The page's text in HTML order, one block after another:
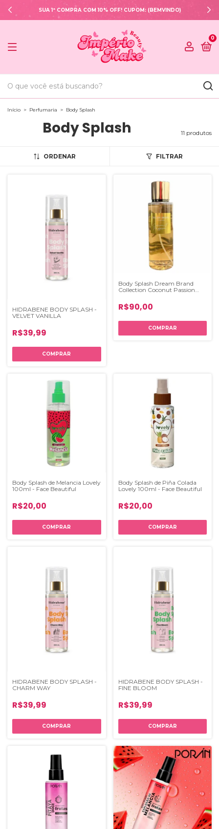
SUA 1ª COMPRA COM 10% OFF! CUPOM: (BEMVINDO)
0
Início > Perfumaria > Body Splash
Body Splash 11 produtos
ORDENAR FILTRAR
HIDRABENE BODY SPLASH -
VELVET VANILLA
R$39,99
Body Splash Dream Brand
Collection Coconut Passion
R$90,00
Body Splash de Melancia Lovely
100ml - Face Beautiful
R$20,00
Body Splash de Piña Colada
Lovely 100ml - Face Beautiful
R$20,00
HIDRABENE BODY SPLASH -
CHARM WAY
R$39,99
HIDRABENE BODY SPLASH -
FINE BLOOM
R$39,99